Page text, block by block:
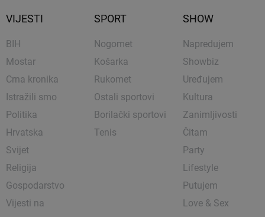
VIJESTI
BIH
Mostar
Crna kronika
Istražili smo
Politika
Hrvatska
Svijet
Religija
Gospodarstvo
Vijesti na
SPORT
Nogomet
Košarka
Rukomet
Ostali sportovi
Borilački sportovi
Tenis
SHOW
Napredujem
Showbiz
Uređujem
Kultura
Zanimljivosti
Čitam
Party
Lifestyle
Putujem
Love & Sex